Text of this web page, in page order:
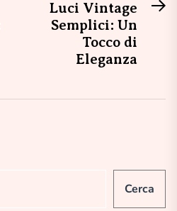
Luci Vintage
Semplici: Un
Tocco di
Eleganza
Cerca